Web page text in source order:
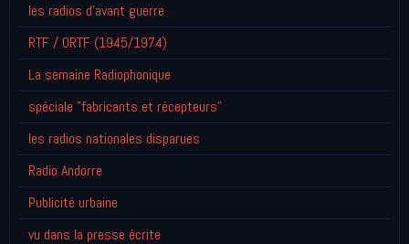
les radios d'avant guerre
RTF / ORTF (1945/1974)
La semaine Radiophonique
spéciale "fabricants et récepteurs"
les radios nationales disparues
Radio Andorre
Publicité urbaine
vu dans la presse écrite